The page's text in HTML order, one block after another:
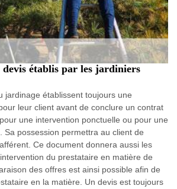
devis établis par les jardiniers
jardinage établissent toujours une
leur client avant de conclure un contrat
une intervention ponctuelle ou pour une
Sa possession permettra au client de
Ce document donnera aussi les
du prestataire en matière de
des offres est ainsi possible afin de
en la matière. Un devis est toujours